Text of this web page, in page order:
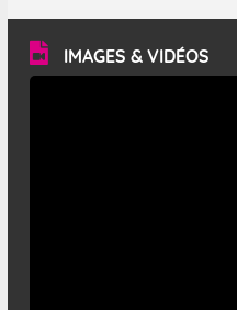
vitesse moyenne de 50 km/h
en rafales, parfois davantage.
du Rhône et la Provence et
méditerranéen à partir de la
IMAGES & VIDÉOS